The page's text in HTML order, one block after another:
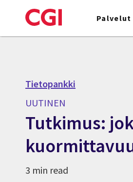
to
Palvelut
Tietopankki
UUTINEN
Tutkimus:
3 min read